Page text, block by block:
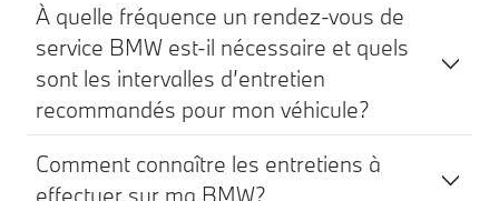
À quelle fréquence un rendez-vous de
service BMW est-il nécessaire et quels
sont les intervalles d’entretien
recommandés pour mon véhicule?
Comment connaître les entretiens à
effectuer sur ma BMW?